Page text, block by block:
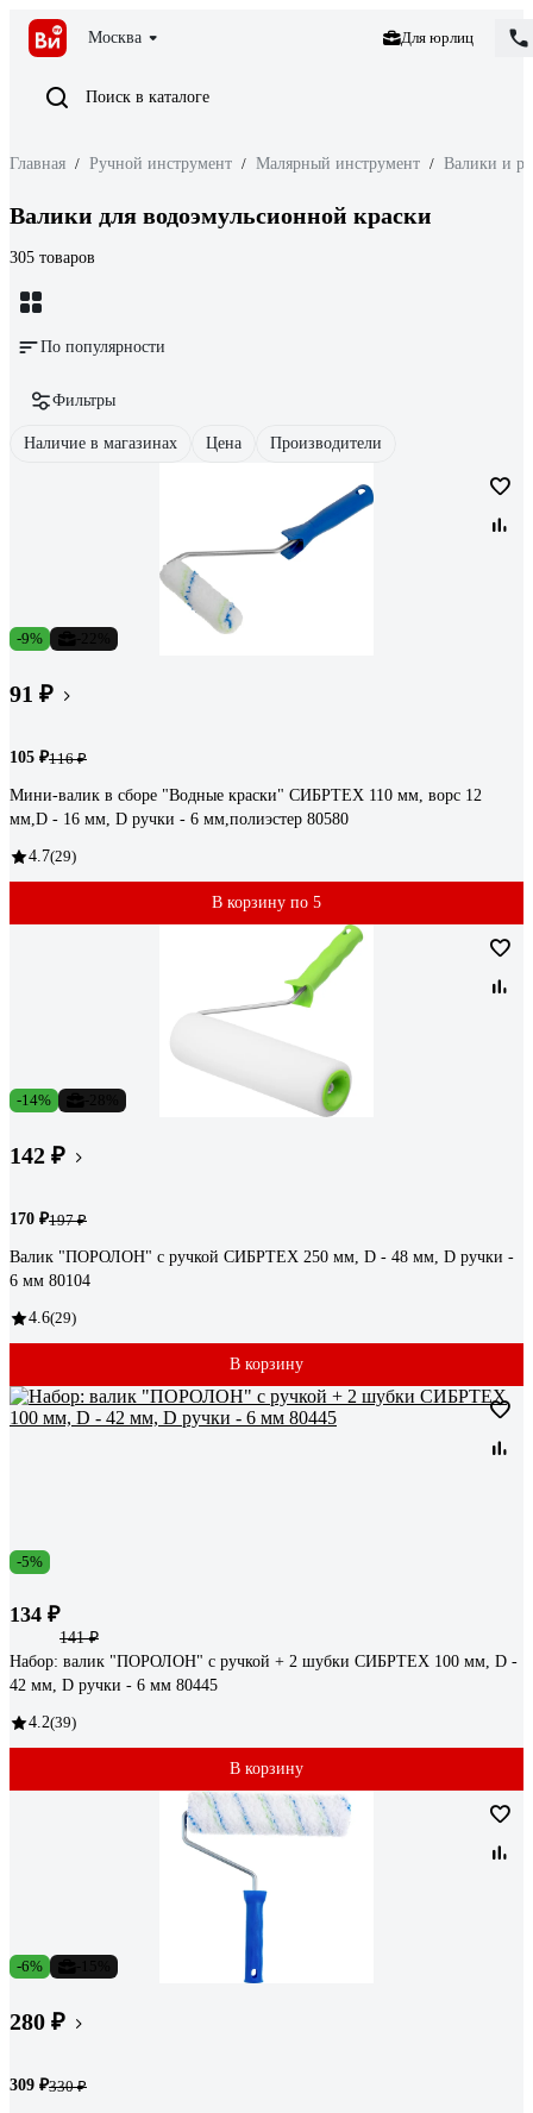
Москва Для юрлиц
Поиск в каталоге
Главная / Ручной инструмент / Малярный инструмент / Валики и
Валики для водоэмульсионной краски
305 товаров
По популярности
Фильтры
Наличие в магазинах Цена Производители
-9%
91 ₽
105 ₽116 ₽
Мини-валик в сборе "Водные краски" СИБРТЕХ 110 мм, ворс 12
мм,D - 16 мм, D ручки - 6 мм,полиэстер 80580
4.7(29)
В корзину по 5
-14%
142 ₽
170 ₽197 ₽
Валик "ПОРОЛОН" с ручкой СИБРТЕХ 250 мм, D - 48 мм, D ручки -
6 мм 80104
4.6(29)
В корзину
-5%
134 ₽
141 ₽
Набор: валик "ПОРОЛОН" с ручкой + 2 шубки СИБРТЕХ 100 мм, D -
42 мм, D ручки - 6 мм 80445
4.2(39)
В корзину
-6%
280 ₽
309 ₽330 ₽